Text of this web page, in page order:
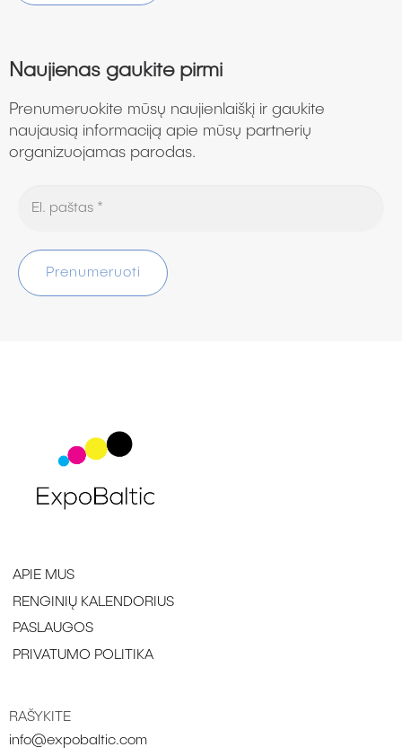
Naujienas gaukite pirmi
Prenumeruokite mūsų naujienlaiškį ir gaukite
naujausią informaciją apie mūsų partnerių
organizuojamas parodas.
APIE MUS
RENGINIŲ KALENDORIUS
PASLAUGOS
PRIVATUMO POLITIKA
RAŠYKITE
info@expobaltic.com